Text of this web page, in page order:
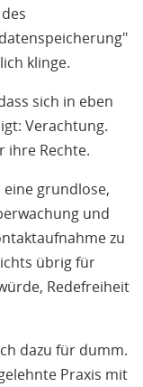
klinge.
sich in eben
Verachtung.
ihre Rechte.
grundlose,
und
zu
übrig für
Redefreiheit
dazu für dumm.
Praxis mit